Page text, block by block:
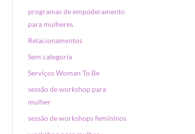
programas de empoderamento
para mulheres
Relacionamentos
Sem categoria
Serviços Woman To Be
sessão de workshop para
mulher
sessão de workshops femininos